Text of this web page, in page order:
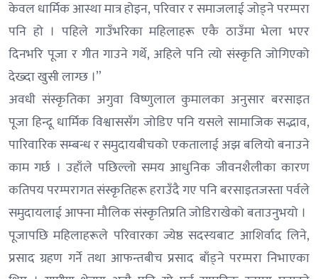
केवल धार्मिक आस्था मात्र होइन, परिवार र समाजलाई जोड्ने परम्परा
पनि हो । पहिले गाउँभरिका महिलाहरू एकै ठाउँमा भेला भएर
दिनभरि पूजा र गीत गाउने गर्थे, अहिले पनि त्यो संस्कृति जोगिएको
देख्दा खुसी लाग्छ ।”
अवधी संस्कृतिका अगुवा विष्णुलाल कुमालका अनुसार बरसाइत
पूजा हिन्दू धार्मिक विश्वाससँग जोडिए पनि यसले सामाजिक सद्भाव,
पारिवारिक सम्बन्ध र समुदायबीचको एकतालाई अझ बलियो बनाउने
काम गर्छ । उहाँले पछिल्लो समय आधुनिक जीवनशैलीका कारण
कतिपय परम्परागत संस्कृतिहरू हराउँदै गए पनि बरसाइतजस्ता पर्वले
समुदायलाई आफ्ना मौलिक संस्कृतिप्रति जोडिराखेको बताउनुभयो ।
पूजापछि महिलाहरूले परिवारका ज्येष्ठ सदस्यबाट आशिर्वाद लिने,
प्रसाद ग्रहण गर्ने तथा आफन्तबीच प्रसाद बाँड्ने परम्परा निभाएका